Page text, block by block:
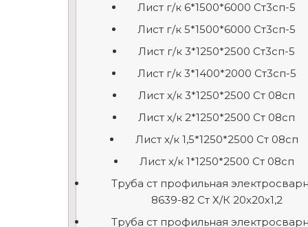
Лист г/к 6*1500*6000 Ст3сп-5
Лист г/к 5*1500*6000 Ст3сп-5
Лист г/к 3*1250*2500 Ст3сп-5
Лист г/к 3*1400*2000 Ст3сп-5
Лист х/к 3*1250*2500 Ст 08сп
Лист х/к 2*1250*2500 Ст 08сп
Лист х/к 1,5*1250*2500 Ст 08сп
Лист х/к 1*1250*2500 Ст 08сп
Труба ст профильная
8639-82 Ст Х/К 20х20х1,2
Труба ст профильная